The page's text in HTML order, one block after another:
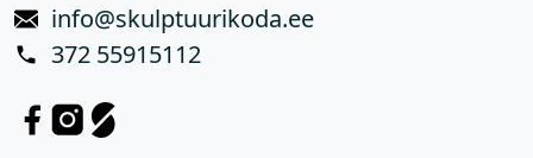
info@skulptuurikoda.ee
372 55915112